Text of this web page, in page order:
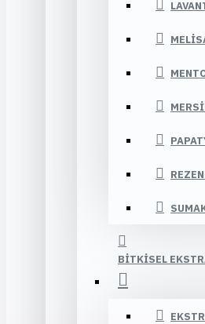
BITKISEL